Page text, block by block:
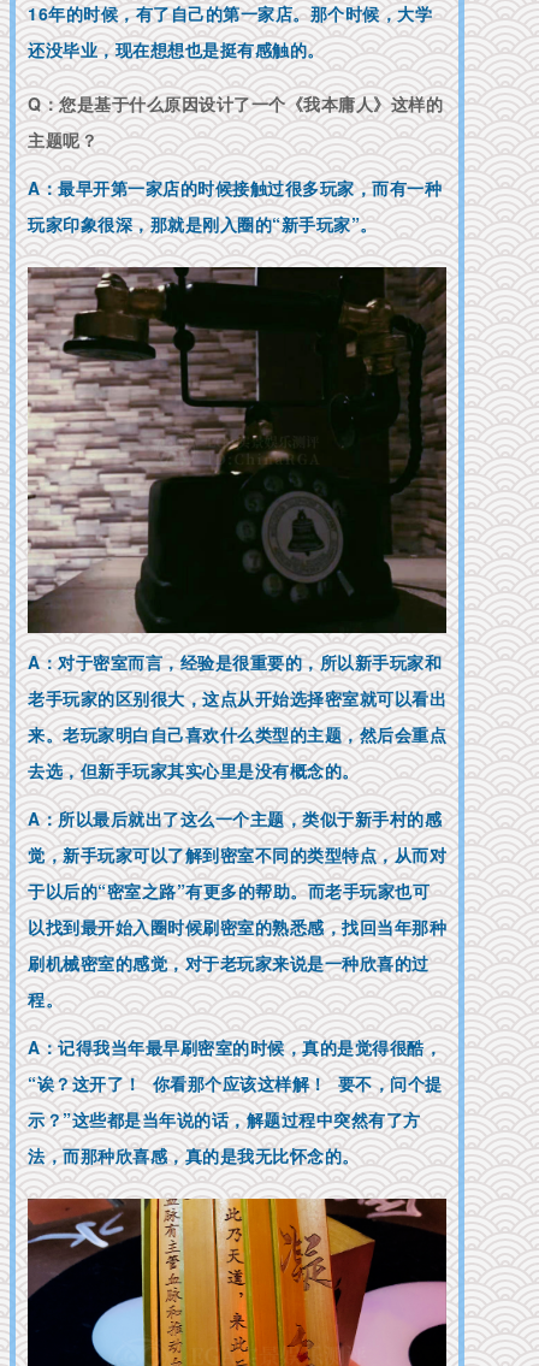
16年的时候，有了自己的第一家店。那个时候，大学
还没毕业，现在想想也是挺有感触的。
Q：您是基于什么原因设计了一个《我本庸人》这样的
主题呢？
A：最早开第一家店的时候接触过很多玩家，而有一种
玩家印象很深，那就是刚入圈的“新手玩家”。
A：对于密室而言，经验是很重要的，所以新手玩家和
老手玩家的区别很大，这点从开始选择密室就可以看出
来。老玩家明白自己喜欢什么类型的主题，然后会重点
去选，但新手玩家其实心里是没有概念的。
A：所以最后就出了这么一个主题，类似于新手村的感
觉，新手玩家可以了解到密室不同的类型特点，从而对
于以后的“密室之路”有更多的帮助。而老手玩家也可
以找到最开始入圈时候刷密室的熟悉感，找回当年那种
刷机械密室的感觉，对于老玩家来说是一种欣喜的过
程。
A：记得我当年最早刷密室的时候，真的是觉得很酷，
“诶？这开了！ 你看那个应该这样解！ 要不，问个提
示？”这些都是当年说的话，解题过程中突然有了方
法，而那种欣喜感，真的是我无比怀念的。